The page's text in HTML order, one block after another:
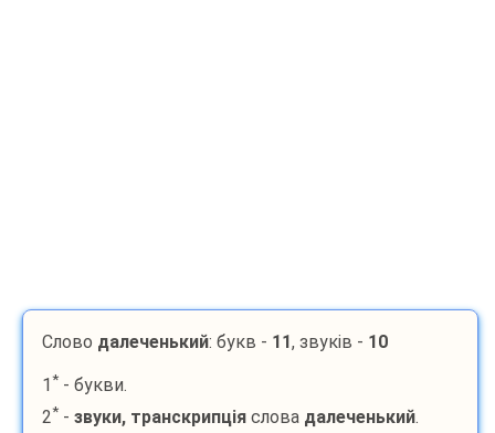
Слово далеченький: букв - 11, звуків - 10
1 * - букви.
2* - звуки, транскрипція слова далеченький.